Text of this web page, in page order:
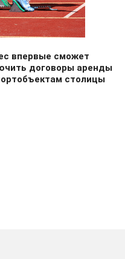
впервые сможет
договоры аренды
столицы